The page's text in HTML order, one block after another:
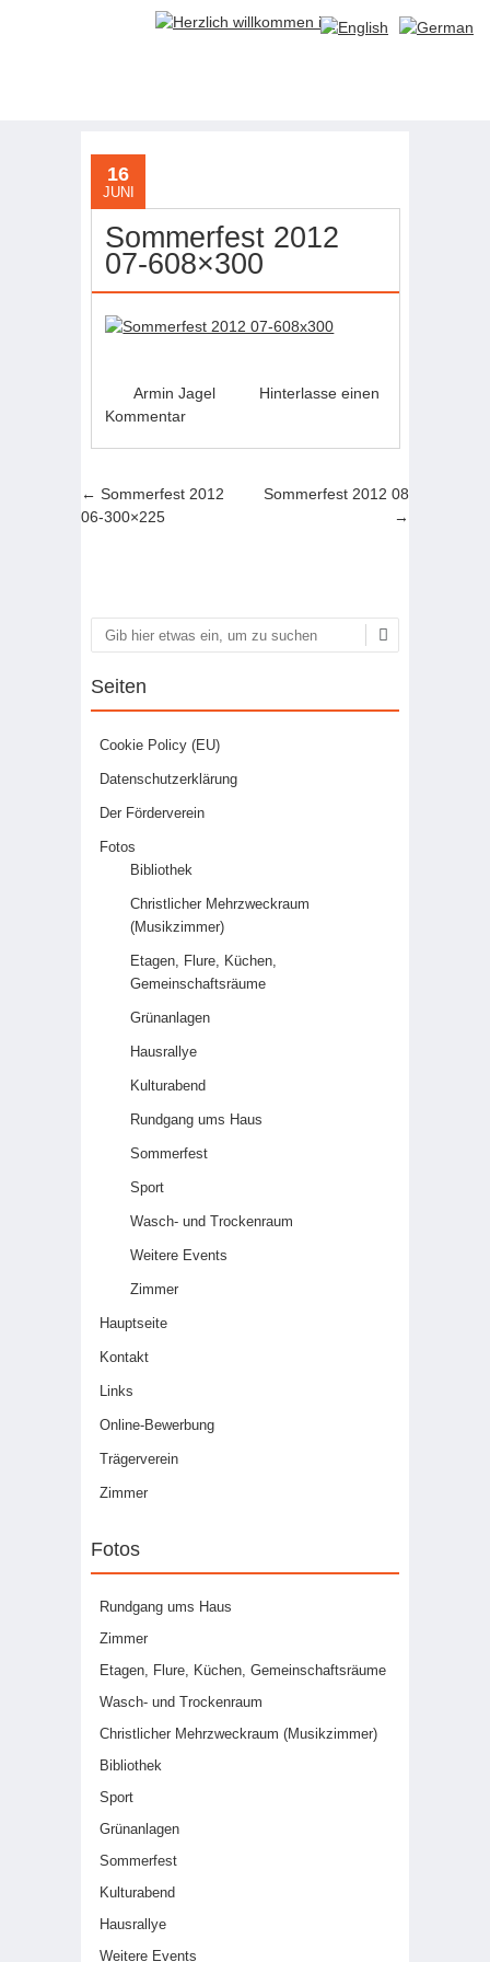
16
JUNI
Sommerfest 2012
07-608×300
Armin Jagel
Hinterlasse einen
Kommentar
Artikel-Navigation
← Sommerfest 2012
06-300×225
Sommerfest 2012 08
→
Suchen
Seiten
Cookie Policy (EU)
Datenschutzerklärung
Der Förderverein
Fotos
Bibliothek
Christlicher Mehrzweckraum
(Musikzimmer)
Etagen, Flure, Küchen,
Gemeinschaftsräume
Grünanlagen
Hausrallye
Kulturabend
Rundgang ums Haus
Sommerfest
Sport
Wasch- und Trockenraum
Weitere Events
Zimmer
Hauptseite
Kontakt
Links
Online-Bewerbung
Trägerverein
Zimmer
Fotos
Rundgang ums Haus
Zimmer
Etagen, Flure, Küchen, Gemeinschaftsräume
Wasch- und Trockenraum
Christlicher Mehrzweckraum (Musikzimmer)
Bibliothek
Sport
Grünanlagen
Sommerfest
Kulturabend
Hausrallye
Weitere Events